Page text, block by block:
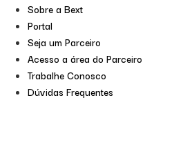
Sobre a Bext
Portal
Seja um Parceiro
Acesso a área do Parceiro
Trabalhe Conosco
Dúvidas Frequentes